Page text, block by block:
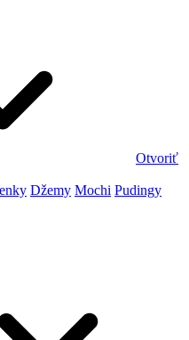
Otvoriť
Džemy Mochi Pudingy